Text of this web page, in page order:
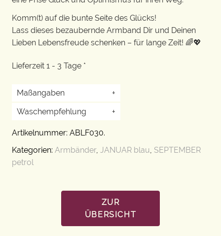
Komm(t) auf die bunte Seite des Glücks!
Lass dieses bezaubernde Armband Dir und Deinen
Lieben Lebensfreude schenken – für lange Zeit! 🌈💖
Lieferzeit 1 - 3 Tage *
Maßangaben
+
Waschempfehlung
+
Artikelnummer: ABLF030.
Kategorien: Armbänder, JANUAR blau, SEPTEMBER
petrol
ZUR
ÜBERSICHT